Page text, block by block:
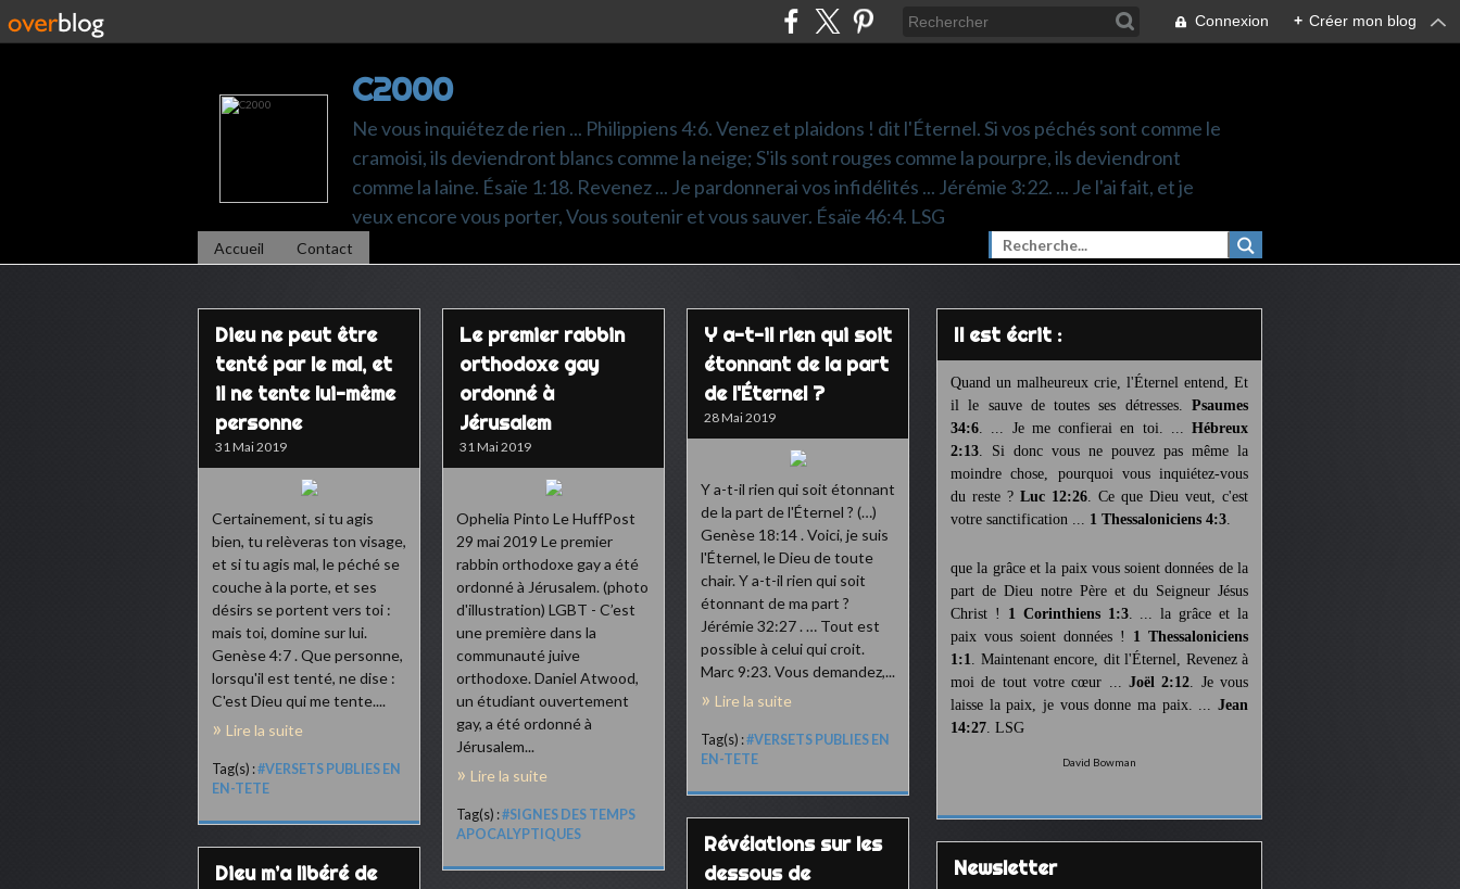
Connexion + Créer mon blog
C2000
Ne vous inquiétez de rien ... Philippiens 4:6. Venez et plaidons ! dit l'Éternel. Si vos péchés sont comme le
cramoisi, ils deviendront blancs comme la neige; S'ils sont rouges comme la pourpre, ils deviendront
comme la laine. Ésaïe 1:18. Revenez ... Je pardonnerai vos infidélités ... Jérémie 3:22. ... Je l'ai fait, et je
veux encore vous porter, Vous soutenir et vous sauver. Ésaïe 46:4. LSG
Accueil Contact
Dieu ne peut être
tenté par le mal, et
il ne tente lui-même
personne
31 Mai 2019
Certainement, si tu agis
bien, tu relèveras ton visage,
et si tu agis mal, le péché se
couche à la porte, et ses
désirs se portent vers toi :
mais toi, domine sur lui.
Genèse 4:7 . Que personne,
lorsqu'il est tenté, ne dise :
C'est Dieu qui me tente....
Lire la suite
Tag(s) :#VERSETS PUBLIES EN
EN-TETE
Le premier rabbin
orthodoxe gay
ordonné à
Jérusalem
31 Mai 2019
Ophelia Pinto Le HuffPost
29 mai 2019 Le premier
rabbin orthodoxe gay a été
ordonné à Jérusalem. (photo
d'illustration) LGBT - C’est
une première dans la
communauté juive
orthodoxe. Daniel Atwood,
un étudiant ouvertement
gay, a été ordonné à
Jérusalem...
Lire la suite
Tag(s) :#SIGNES DES TEMPS
APOCALYPTIQUES
Y a-t-il rien qui soit
étonnant de la part
de l'Éternel ?
28 Mai 2019
Y a-t-il rien qui soit étonnant
de la part de l'Éternel ? (…)
Genèse 18:14 . Voici, je suis
l'Éternel, le Dieu de toute
chair. Y a-t-il rien qui soit
étonnant de ma part ?
Jérémie 32:27 . … Tout est
possible à celui qui croit.
Marc 9:23. Vous demandez,...
Lire la suite
Tag(s) :#VERSETS PUBLIES EN
EN-TETE
Révélations sur les
dessous de
Dieu m’a libéré de
Il est écrit :
Quand un malheureux crie, l'Éternel entend, Et
il le sauve de toutes ses détresses. Psaumes
34:6. ... Je me confierai en toi. ... Hébreux
2:13. Si donc vous ne pouvez pas même la
moindre chose, pourquoi vous inquiétez-vous
du reste ? Luc 12:26. Ce que Dieu veut, c'est
votre sanctification ... 1 Thessaloniciens 4:3.
que la grâce et la paix vous soient données de la
part de Dieu notre Père et du Seigneur Jésus
Christ ! 1 Corinthiens 1:3. ... la grâce et la
paix vous soient données ! 1 Thessaloniciens
1:1. Maintenant encore, dit l'Éternel, Revenez à
moi de tout votre cœur ... Joël 2:12. Je vous
laisse la paix, je vous donne ma paix. ... Jean
14:27. LSG
David Bowman
Newsletter